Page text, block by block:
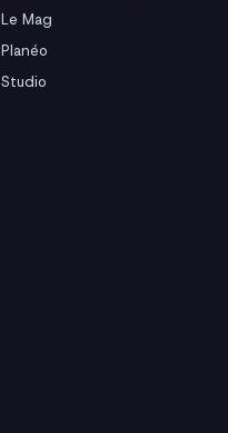
Le Mag
Planéo
Studio